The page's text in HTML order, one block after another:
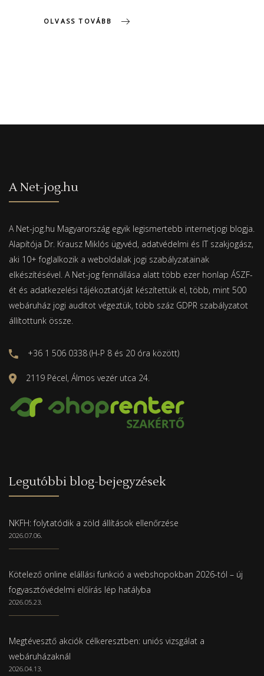
OLVASS TOVÁBB
A Net-jog.hu
A Net-jog.hu Magyarország egyik legismertebb internetjogi blogja.
Alapítója Dr. Krausz Miklós ügyvéd, adatvédelmi és IT szakjogász,
aki 10+ foglalkozik a weboldalak jogi szabályzatainak
elkészítésével. A Net-jog fennállása alatt több ezer honlap ÁSZF-
ét és adatkezelési tájékoztatóját készítettük el, több, mint 500
webáruház jogi auditot végeztük, több száz GDPR szabályzatot
állítottunk össze.
+36 1 506 0338 (H-P 8 és 20 óra között)
2119 Pécel, Álmos vezér utca 24.
Legutóbbi blog-bejegyzések
NKFH: folytatódik a zöld állítások ellenőrzése
2026.07.06.
Kötelező online elállási funkció a webshopokban 2026-tól – új
fogyasztóvédelmi előírás lép hatályba
2026.05.23.
Megtévesztő akciók célkeresztben: uniós vizsgálat a
webáruházaknál
2026.04.13.